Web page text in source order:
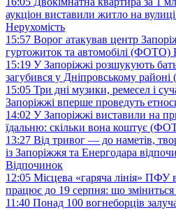
аукціон виставили житло на
Нерухомість
15:57 Ворог атакував центр
гуртожиток та автомобілі (ФОТО)
15:19 У Запоріжжі розшукують
загубився у Дніпровському
15:05 Три дні музики, ремесел і
Запоріжжі вперше проведуть
14:02 У Запоріжжі виставили на
їдальню: скільки вона коштує
13:27 Від тривог — до наметів,
із Запоріжжя та Енергодара
Відпочинок
12:05 Місцева «гаряча лінія» ПФУ в
працює до 19 серпня: що зміниться
11:40 Понад 100 вогнеборців